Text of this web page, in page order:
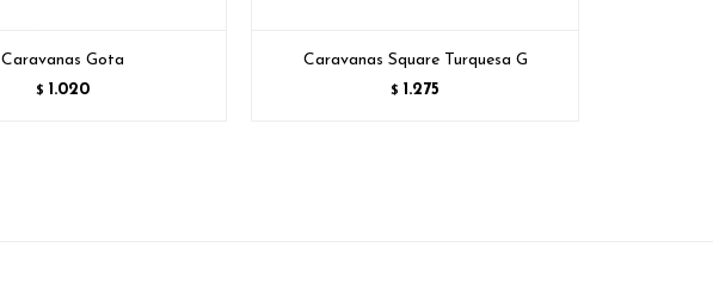
Caravanas Gota
$ 1.020
Caravanas Square Turquesa G
$ 1.275